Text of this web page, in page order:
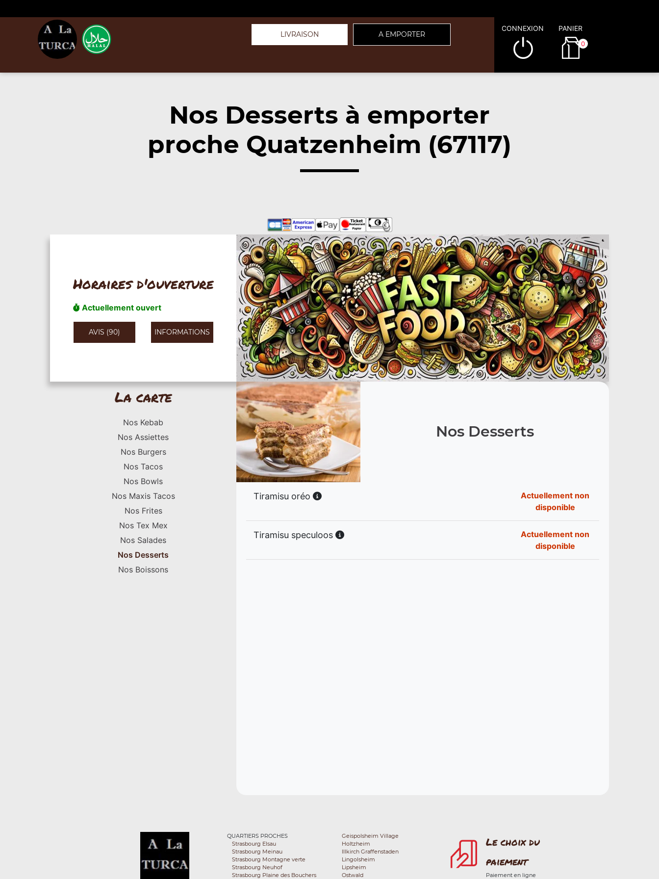
LIVRAISON A EMPORTER
CONNEXION PANIER
0
Nos Desserts à emporter
proche Quatzenheim (67117)
Horaires d'ouverture
Actuellement ouvert
AVIS (90) INFORMATIONS
La carte
Nos Kebab
Nos Assiettes
Nos Burgers
Nos Tacos
Nos Bowls
Nos Maxis Tacos
Nos Frites
Nos Tex Mex
Nos Salades
Nos Desserts
Nos Boissons
Nos Desserts
Tiramisu oréo
Actuellement non
disponible
Tiramisu speculoos
Actuellement non
disponible
QUARTIERS PROCHES
Strasbourg Elsau
Strasbourg Meinau
Strasbourg Montagne verte
Strasbourg Neuhof
Strasbourg Plaine des Bouchers
Geispolsheim Village
Holtzheim
Illkirch Graffenstaden
Lingolsheim
Lipsheim
Ostwald
Le choix du
paiement
Paiement en ligne